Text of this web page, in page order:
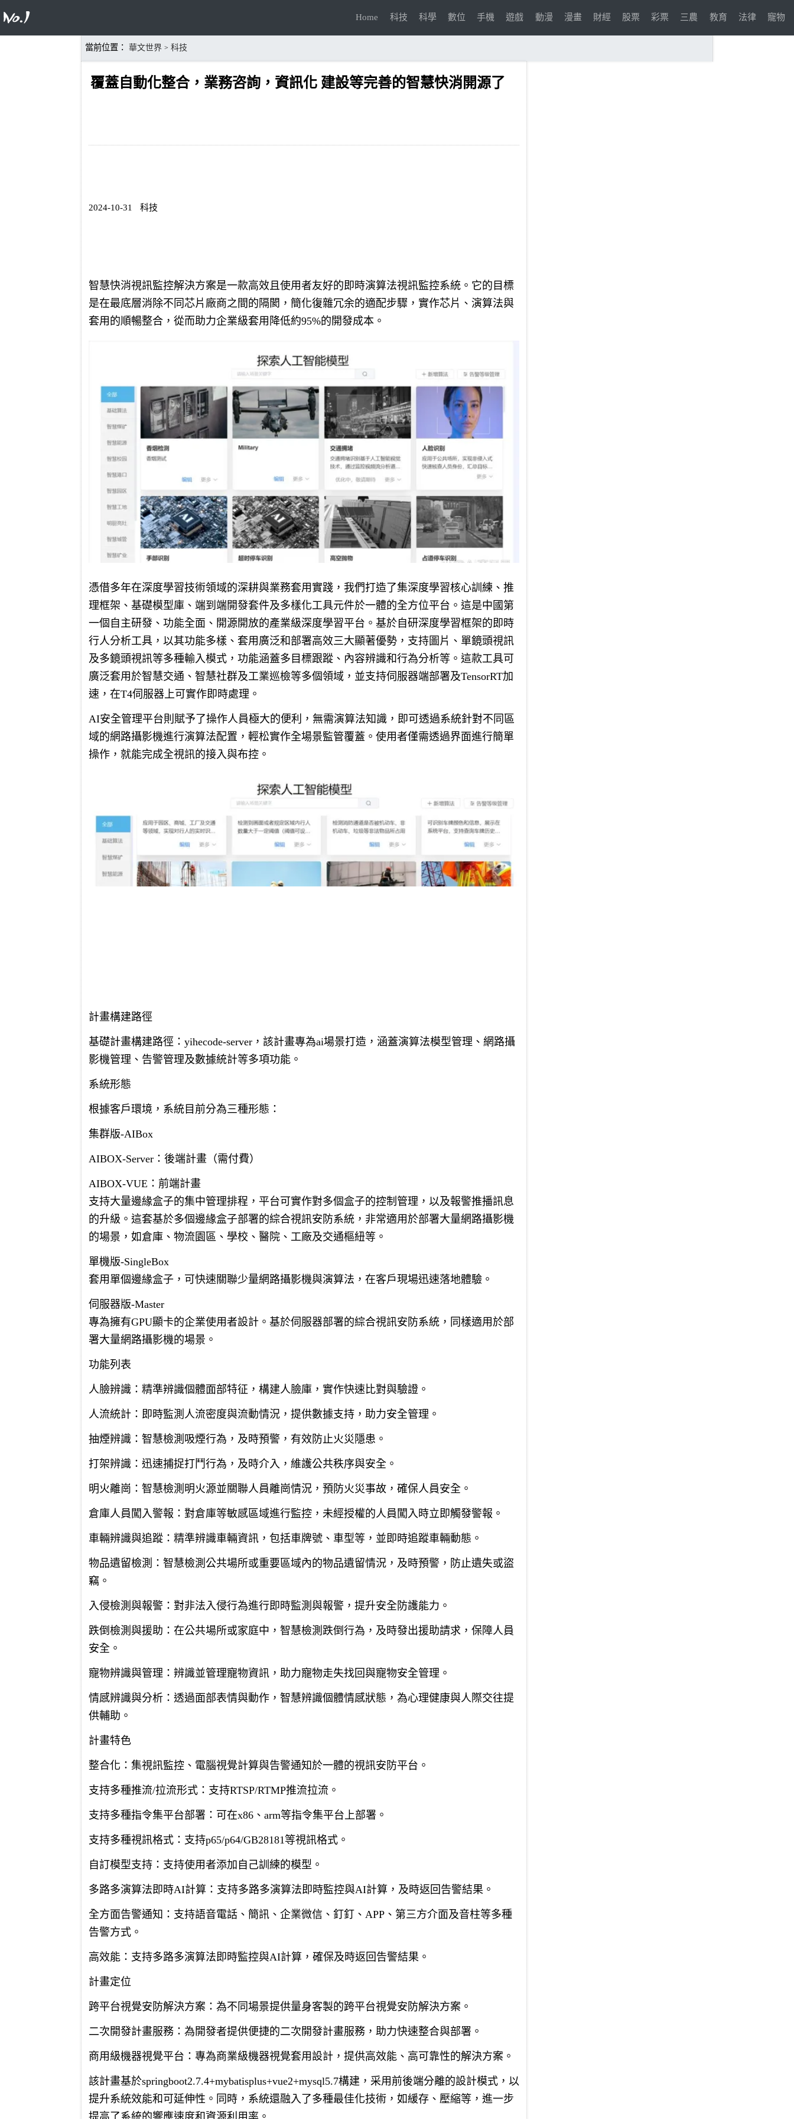
Home 科技 科學 數位 手機 遊戲 動漫 漫畫 財經 股票 彩票 三農 教育 法律 寵物
當前位置： 華文世界 > 科技
覆蓋自動化整合，業務咨詢，資訊化 建設等完善的智慧快消開源了
2024-10-31 科技
智慧快消視訊監控解決方案是一款高效且使用者友好的即時演算法視訊監控系統。它的目標
是在最底層消除不同芯片廠商之間的隔閡，簡化復雜冗余的適配步驟，實作芯片、演算法與
套用的順暢整合，從而助力企業級套用降低約95%的開發成本。
憑借多年在深度學習技術領域的深耕與業務套用實踐，我們打造了集深度學習核心訓練、推
理框架、基礎模型庫、端到端開發套件及多樣化工具元件於一體的全方位平台。這是中國第
一個自主研發、功能全面、開源開放的產業級深度學習平台。基於自研深度學習框架的即時
行人分析工具，以其功能多樣、套用廣泛和部署高效三大顯著優勢，支持圖片、單鏡頭視訊
及多鏡頭視訊等多種輸入模式，功能涵蓋多目標跟蹤、內容辨識和行為分析等。這款工具可
廣泛套用於智慧交通、智慧社群及工業巡檢等多個領域，並支持伺服器端部署及TensorRT加
速，在T4伺服器上可實作即時處理。
AI安全管理平台則賦予了操作人員極大的便利，無需演算法知識，即可透過系統針對不同區
域的網路攝影機進行演算法配置，輕松實作全場景監管覆蓋。使用者僅需透過界面進行簡單
操作，就能完成全視訊的接入與布控。
計畫構建路徑
基礎計畫構建路徑：yihecode-server，該計畫專為ai場景打造，涵蓋演算法模型管理、網路攝
影機管理、告警管理及數據統計等多項功能。
系統形態
根據客戶環境，系統目前分為三種形態：
集群版-AIBox
AIBOX-Server：後端計畫（需付費）
AIBOX-VUE：前端計畫
支持大量邊緣盒子的集中管理排程，平台可實作對多個盒子的控制管理，以及報警推播訊息
的升級。這套基於多個邊緣盒子部署的綜合視訊安防系統，非常適用於部署大量網路攝影機
的場景，如倉庫、物流園區、學校、醫院、工廠及交通樞紐等。
單機版-SingleBox
套用單個邊緣盒子，可快速關聯少量網路攝影機與演算法，在客戶現場迅速落地體驗。
伺服器版-Master
專為擁有GPU顯卡的企業使用者設計。基於伺服器部署的綜合視訊安防系統，同樣適用於部
署大量網路攝影機的場景。
功能列表
人臉辨識：精準辨識個體面部特征，構建人臉庫，實作快速比對與驗證。
人流統計：即時監測人流密度與流動情況，提供數據支持，助力安全管理。
抽煙辨識：智慧檢測吸煙行為，及時預警，有效防止火災隱患。
打架辨識：迅速捕捉打鬥行為，及時介入，維護公共秩序與安全。
明火離崗：智慧檢測明火源並關聯人員離崗情況，預防火災事故，確保人員安全。
倉庫人員闖入警報：對倉庫等敏感區域進行監控，未經授權的人員闖入時立即觸發警報。
車輛辨識與追蹤：精準辨識車輛資訊，包括車牌號、車型等，並即時追蹤車輛動態。
物品遺留檢測：智慧檢測公共場所或重要區域內的物品遺留情況，及時預警，防止遺失或盜
竊。
入侵檢測與報警：對非法入侵行為進行即時監測與報警，提升安全防護能力。
跌倒檢測與援助：在公共場所或家庭中，智慧檢測跌倒行為，及時發出援助請求，保障人員
安全。
寵物辨識與管理：辨識並管理寵物資訊，助力寵物走失找回與寵物安全管理。
情感辨識與分析：透過面部表情與動作，智慧辨識個體情感狀態，為心理健康與人際交往提
供輔助。
計畫特色
整合化：集視訊監控、電腦視覺計算與告警通知於一體的視訊安防平台。
支持多種推流/拉流形式：支持RTSP/RTMP推流拉流。
支持多種指令集平台部署：可在x86、arm等指令集平台上部署。
支持多種視訊格式：支持p65/p64/GB28181等視訊格式。
自訂模型支持：支持使用者添加自己訓練的模型。
多路多演算法即時AI計算：支持多路多演算法即時監控與AI計算，及時返回告警結果。
全方面告警通知：支持語音電話、簡訊、企業微信、釘釘、APP、第三方介面及音柱等多種
告警方式。
高效能：支持多路多演算法即時監控與AI計算，確保及時返回告警結果。
計畫定位
跨平台視覺安防解決方案：為不同場景提供量身客製的跨平台視覺安防解決方案。
二次開發計畫服務：為開發者提供便捷的二次開發計畫服務，助力快速整合與部署。
商用級機器視覺平台：專為商業級機器視覺套用設計，提供高效能、高可靠性的解決方案。
該計畫基於springboot2.7.4+mybatisplus+vue2+mysql5.7構建，采用前後端分離的設計模式，以
提升系統效能和可延伸性。同時，系統還融入了多種最佳化技術，如緩存、壓縮等，進一步